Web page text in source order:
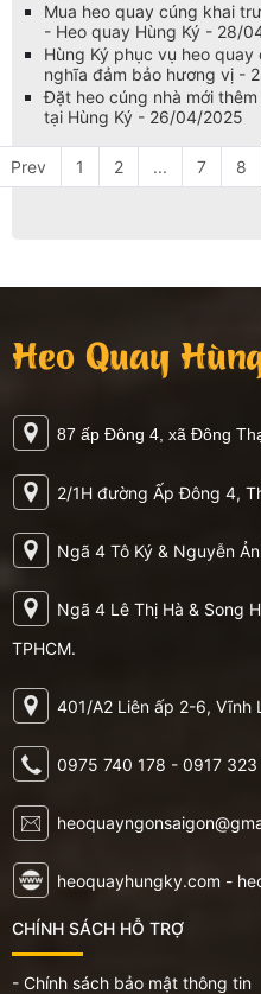
Mua heo quay cúng khai
- Heo quay Hùng Ký - 28/
Hùng Ký phục vụ heo
nghĩa đảm bảo hương vị -
Đặt heo cúng nhà mới
tại Hùng Ký - 26/04/2025
Prev 1 2 ... 7 8
Heo Quay
87 ấp Đông 4, xã Đông
2/1H đường Ấp Đông 4,
Ngã 4 Tô Ký & Nguyễn
Ngã 4 Lê Thị Hà & Song
TPHCM.
401/A2 Liên ấp 2-6, Vĩnh
0975 740 178 - 0917 323
heoquayhungky.com -
CHÍNH SÁCH HỖ TRỢ
- Chính sách bảo mật thông tin